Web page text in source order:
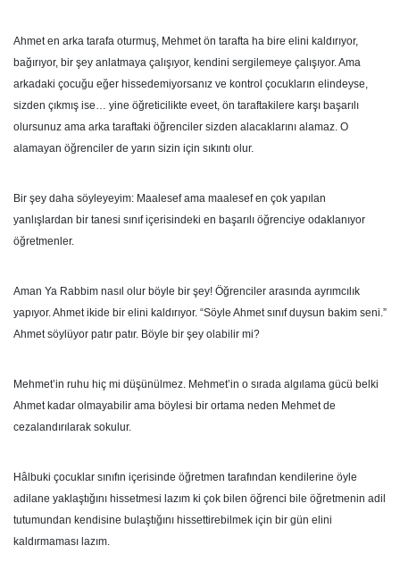
Ahmet en arka tarafa oturmuş, Mehmet ön tarafta ha bire elini kaldırıyor,
bağırıyor, bir şey anlatmaya çalışıyor, kendini sergilemeye çalışıyor. Ama
arkadaki çocuğu eğer hissedemiyorsanız ve kontrol çocukların elindeyse,
sizden çıkmış ise… yine öğreticilikte eveet, ön taraftakilere karşı başarılı
olursunuz ama arka taraftaki öğrenciler sizden alacaklarını alamaz. O
alamayan öğrenciler de yarın sizin için sıkıntı olur.
Bir şey daha söyleyeyim: Maalesef ama maalesef en çok yapılan
yanlışlardan bir tanesi sınıf içerisindeki en başarılı öğrenciye odaklanıyor
öğretmenler.
Aman Ya Rabbim nasıl olur böyle bir şey! Öğrenciler arasında ayrımcılık
yapıyor. Ahmet ikide bir elini kaldırıyor. “Söyle Ahmet sınıf duysun bakim seni.”
Ahmet söylüyor patır patır. Böyle bir şey olabilir mi?
Mehmet’in ruhu hiç mi düşünülmez. Mehmet’in o sırada algılama gücü belki
Ahmet kadar olmayabilir ama böylesi bir ortama neden Mehmet de
cezalandırılarak sokulur.
Hâlbuki çocuklar sınıfın içerisinde öğretmen tarafından kendilerine öyle
adilane yaklaştığını hissetmesi lazım ki çok bilen öğrenci bile öğretmenin adil
tutumundan kendisine bulaştığını hissettirebilmek için bir gün elini
kaldırmaması lazım.